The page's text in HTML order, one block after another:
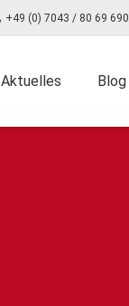
+49 (0) 7043 / 80 69 690
Aktuelles Blog